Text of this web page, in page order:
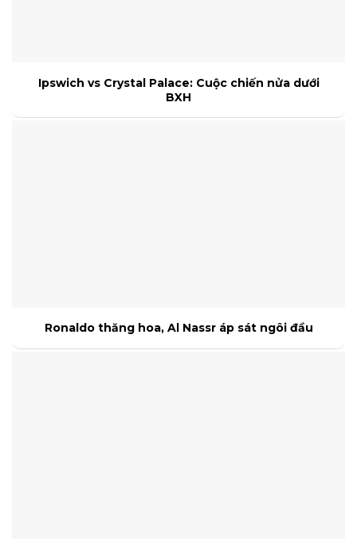
Ipswich vs Crystal Palace: Cuộc chiến nửa dưới
BXH
Ronaldo thăng hoa, Al Nassr áp sát ngôi đầu